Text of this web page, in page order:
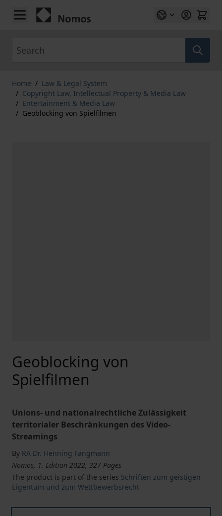
Skip to Content
Home / Law & Legal System
/ Copyright Law, Intellectual Property & Media Law
/ Entertainment & Media Law
/ Geoblocking von Spielfilmen
Geoblocking von
Spielfilmen
Unions- und nationalrechtliche Zulässigkeit
territorialer Beschränkungen des Video-
Streamings
By RA Dr. Henning Fangmann
Nomos, 1. Edition 2022, 327 Pages
The product is part of the series Schriften zum geistigen
Eigentum und zum Wettbewerbsrecht